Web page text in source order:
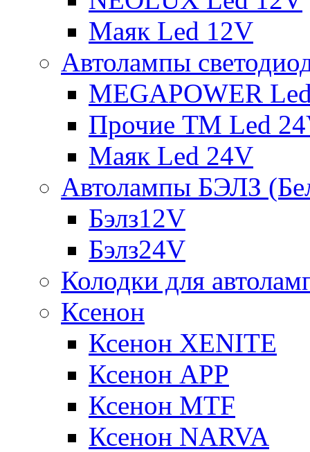
Маяк Led 12V
Автолампы
MEGAPOWER
Прочие ТМ Led
Маяк Led 24V
Автолампы БЭЛЗ
Бэлз12V
Бэлз24V
Колодки для
Ксенон
Ксенон XENITE
Ксенон APP
Ксенон MTF
Ксенон NARVA